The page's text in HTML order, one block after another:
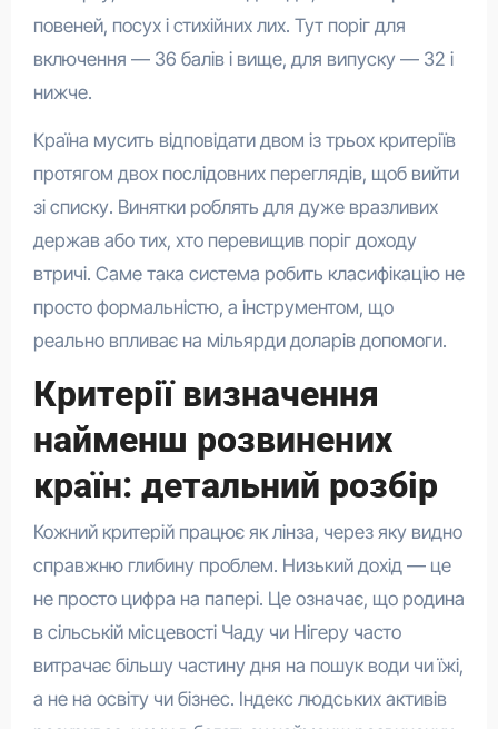
повеней, посух і стихійних лих. Тут поріг для
включення — 36 балів і вище, для випуску — 32 і
нижче.
Країна мусить відповідати двом із трьох критеріїв
протягом двох послідовних переглядів, щоб вийти
зі списку. Винятки роблять для дуже вразливих
держав або тих, хто перевищив поріг доходу
втричі. Саме така система робить класифікацію не
просто формальністю, а інструментом, що
реально впливає на мільярди доларів допомоги.
Критерії визначення
найменш розвинених
країн: детальний розбір
Кожний критерій працює як лінза, через яку видно
справжню глибину проблем. Низький дохід — це
не просто цифра на папері. Це означає, що родина
в сільській місцевості Чаду чи Нігеру часто
витрачає більшу частину дня на пошук води чи їжі,
а не на освіту чи бізнес. Індекс людських активів